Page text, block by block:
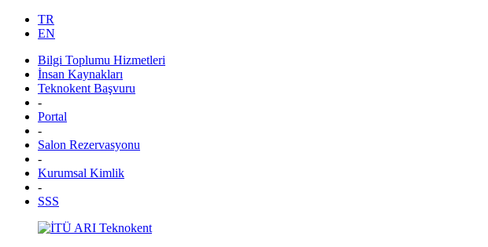
TR
EN
Bilgi Toplumu Hizmetleri
İnsan Kaynakları
Teknokent Başvuru
-
Portal
-
Salon Rezervasyonu
-
Kurumsal Kimlik
-
SSS